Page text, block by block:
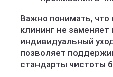
Важно понимать,
клининг не
индивидуальный
позволяет
стандарты чистоты